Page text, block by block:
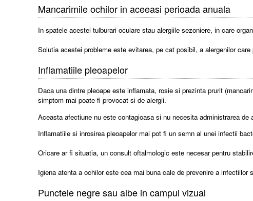
Mancarimile ochilor in aceeasi perioada anuala
In spatele acestei tulburari oculare stau alergiile sezoniere, in care
Solutia acestei probleme este evitarea, pe cat posibil, a alergenilor
Inflamatiile pleoapelor
Daca una dintre pleoape este inflamata, rosie si prezinta prurit
simptom mai poate fi provocat si de alergii.
Aceasta afectiune nu este contagioasa si nu necesita administrarea
Inflamatiile si inrosirea pleoapelor mai pot fi un semn al unei infectii
Oricare ar fi situatia, un consult oftalmologic este necesar pentru
Igiena atenta a ochilor este cea mai buna cale de prevenire a infectiilor
Punctele negre sau albe in campul vizual